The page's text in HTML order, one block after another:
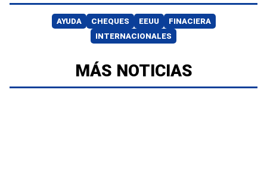
AYUDA CHEQUES EEUU
FINACIERA
INTERNACIONALES
MÁS NOTICIAS